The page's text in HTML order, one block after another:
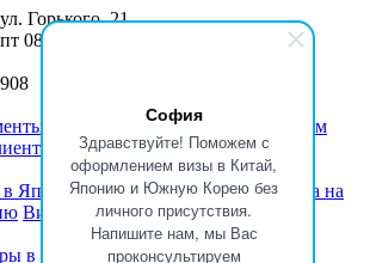
София
Здравствуйте! Поможем с
оформлением визы в Китай,
Японию и Южную Корею без
личного присутствия.
Напишите нам, мы Вас
проконсультируем
Горького, 21
08:30 - 18:00
Новости Блог
Партнерам
FAQ
в Японию Виза в Южную Корею
Виза на
Виза в Испанию Виза во Францию
в Китай Туры в Тибет